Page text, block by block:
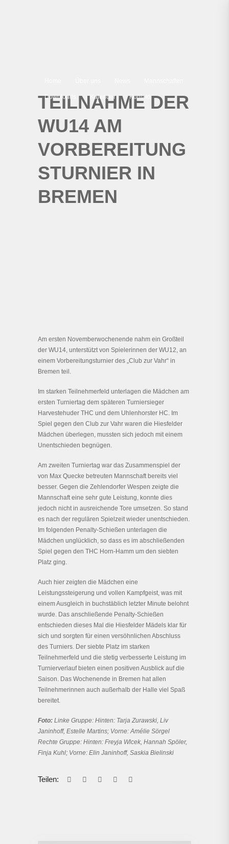
Downloads Kalender Kontakt
TEILNAHME DER
WU14 AM
VORBEREITUNG
STURNIER IN
BREMEN
Am ersten Novemberwochenende nahm ein Großteil
der WU14, unterstützt von Spielerinnen der WU12, an
einem Vorbereitungsturnier des „Club zur Vahr“ in
Bremen teil.
Im starken Teilnehmerfeld unterlagen die Mädchen am
ersten Turniertag dem späteren Turniersieger
Harvestehuder THC und dem Uhlenhorster HC. Im
Spiel gegen den Club zur Vahr waren die Hiesfelder
Mädchen überlegen, mussten sich jedoch mit einem
Unentschieden begnügen.
Am zweiten Turniertag war das Zusammenspiel der
von Max Quecke betreuten Mannschaft bereits viel
besser. Gegen die Zehlendorfer Wespen zeigte die
Mannschaft eine sehr gute Leistung, konnte dies
jedoch nicht in ausreichende Tore umsetzen. So stand
es nach der regulären Spielzeit wieder unentschieden.
Im folgenden Penalty-Schießen unterlagen die
Mädchen unglücklich, so dass es im abschließenden
Spiel gegen den THC Horn-Hamm um den siebten
Platz ging.
Auch hier zeigten die Mädchen eine
Leistungssteigerung und vollen Kampfgeist, was mit
einem Ausgleich in buchstäblich letzter Minute belohnt
wurde. Das anschließende Penalty-Schießen
entschieden dieses Mal die Hiesfelder Mädels klar für
sich und sorgten für einen versöhnlichen Abschluss
des Turniers. Der siebte Platz im starken
Teilnehmerfeld und die stetig verbesserte Leistung im
Turnierverlauf bieten einen positiven Ausblick auf die
Saison. Das Wochenende in Bremen hat allen
Teilnehmerinnen auch außerhalb der Halle viel Spaß
bereitet.
Foto: Linke Gruppe: Hinten: Tarja Zurawski, Liv
Janinhoff, Estelle Martins; Vorne: Amélie Sörgel
Rechte Gruppe: Hinten: Freyja Wlcek, Hannah Spöler,
Finja Kuhl; Vorne: Elin Janinhoff, Saskia Bielinski
Teilen: